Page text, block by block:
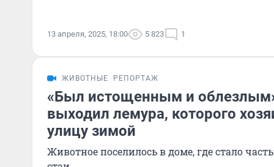
13 апреля, 2025, 18:00 5 823 1
ЖИВОТНЫЕ РЕПОРТАЖ
«Был истощенным и
выходил лемура, которого
улицу зимой
Животное поселилось в доме, где стало